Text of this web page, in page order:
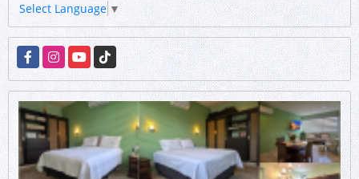
Select Language ▼
FacebookInstagram
YouTubeTikTok